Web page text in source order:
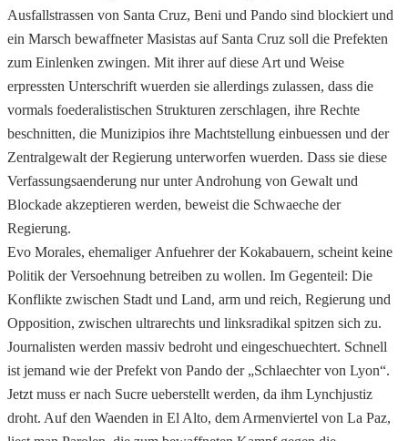
Ausfallstrassen von Santa Cruz, Beni und Pando sind blockiert und
ein Marsch bewaffneter Masistas auf Santa Cruz soll die Prefekten
zum Einlenken zwingen. Mit ihrer auf diese Art und Weise
erpressten Unterschrift wuerden sie allerdings zulassen, dass die
vormals foederalistischen Strukturen zerschlagen, ihre Rechte
beschnitten, die Munizipios ihre Machtstellung einbuessen und der
Zentralgewalt der Regierung unterworfen wuerden. Dass sie diese
Verfassungsaenderung nur unter Androhung von Gewalt und
Blockade akzeptieren werden, beweist die Schwaeche der
Regierung.
Evo Morales, ehemaliger Anfuehrer der Kokabauern, scheint keine
Politik der Versoehnung betreiben zu wollen. Im Gegenteil: Die
Konflikte zwischen Stadt und Land, arm und reich, Regierung und
Opposition, zwischen ultrarechts und linksradikal spitzen sich zu.
Journalisten werden massiv bedroht und eingeschuechtert. Schnell
ist jemand wie der Prefekt von Pando der „Schlaechter von Lyon“.
Jetzt muss er nach Sucre ueberstellt werden, da ihm Lynchjustiz
droht. Auf den Waenden in El Alto, dem Armenviertel von La Paz,